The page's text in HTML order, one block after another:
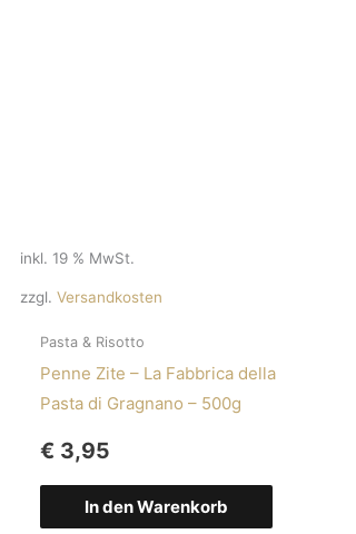
inkl. 19 % MwSt.
zzgl. Versandkosten
Pasta & Risotto
Penne Zite – La Fabbrica della
Pasta di Gragnano – 500g
€ 3,95
In den Warenkorb